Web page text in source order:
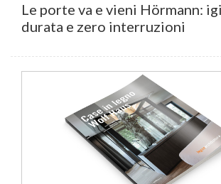
HORMANN
06/05/2025
Le porte va e vieni Hörmann:
durata e zero interruzioni